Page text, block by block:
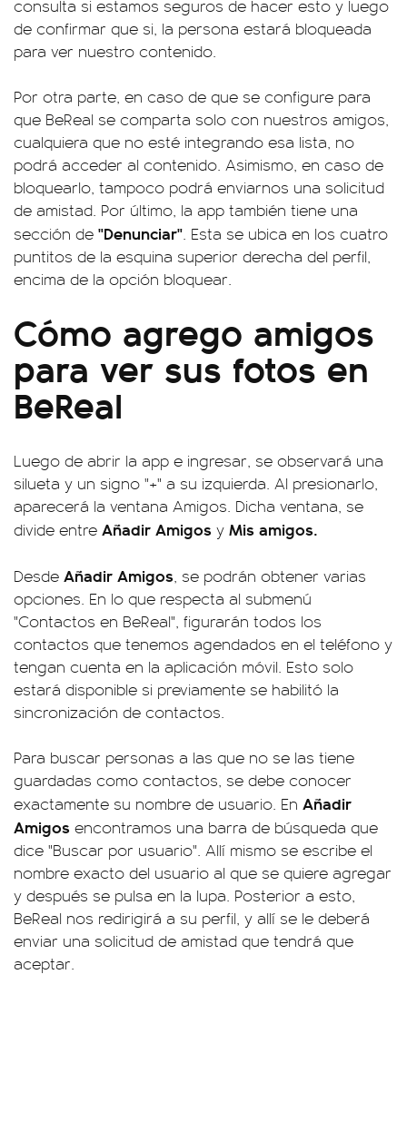
consulta si estamos seguros de hacer esto y luego
de confirmar que si, la persona estará bloqueada
para ver nuestro contenido.
Por otra parte, en caso de que se configure para
que BeReal se comparta solo con nuestros amigos,
cualquiera que no esté integrando esa lista, no
podrá acceder al contenido. Asimismo, en caso de
bloquearlo, tampoco podrá enviarnos una solicitud
de amistad. Por último, la app también tiene una
sección de "Denunciar". Esta se ubica en los cuatro
puntitos de la esquina superior derecha del perfil,
encima de la opción bloquear.
Cómo agrego amigos
para ver sus fotos en
BeReal
Luego de abrir la app e ingresar, se observará una
silueta y un signo "+" a su izquierda. Al presionarlo,
aparecerá la ventana Amigos. Dicha ventana, se
divide entre Añadir Amigos y Mis amigos.
Desde Añadir Amigos, se podrán obtener varias
opciones. En lo que respecta al submenú
"Contactos en BeReal", figurarán todos los
contactos que tenemos agendados en el teléfono y
tengan cuenta en la aplicación móvil. Esto solo
estará disponible si previamente se habilitó la
sincronización de contactos.
Para buscar personas a las que no se las tiene
guardadas como contactos, se debe conocer
exactamente su nombre de usuario. En Añadir
Amigos encontramos una barra de búsqueda que
dice "Buscar por usuario". Allí mismo se escribe el
nombre exacto del usuario al que se quiere agregar
y después se pulsa en la lupa. Posterior a esto,
BeReal nos redirigirá a su perfil, y allí se le deberá
enviar una solicitud de amistad que tendrá que
aceptar.